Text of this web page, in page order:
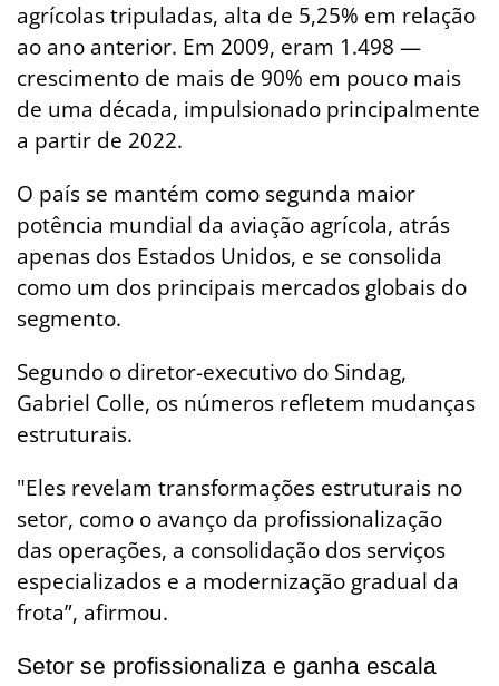
agrícolas tripuladas, alta de 5,25% em relação
ao ano anterior. Em 2009, eram 1.498 —
crescimento de mais de 90% em pouco mais
de uma década, impulsionado principalmente
a partir de 2022.
O país se mantém como segunda maior
potência mundial da aviação agrícola, atrás
apenas dos Estados Unidos, e se consolida
como um dos principais mercados globais do
segmento.
Segundo o diretor-executivo do Sindag,
Gabriel Colle, os números refletem mudanças
estruturais.
"Eles revelam transformações estruturais no
setor, como o avanço da profissionalização
das operações, a consolidação dos serviços
especializados e a modernização gradual da
frota”, afirmou.
Setor se profissionaliza e ganha escala